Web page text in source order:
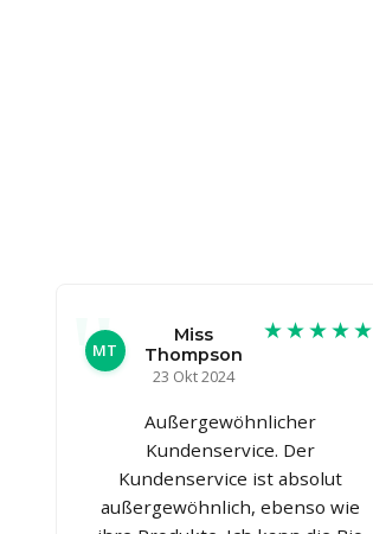
MT
Miss
Thompson
23 Okt 2024
★★★★★
Außergewöhnlicher
Kundenservice. Der
Kundenservice ist absolut
außergewöhnlich, ebenso wie